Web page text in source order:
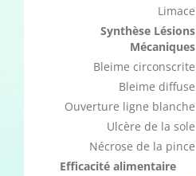
Limace
Synthèse Lésions
Mécaniques
Bleime circonscrite
Bleime diffuse
Ouverture ligne blanche
Ulcère de la sole
Nécrose de la pince
Efficacité alimentaire